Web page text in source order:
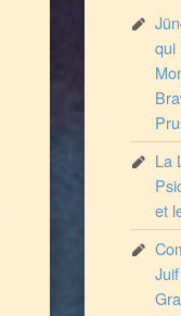
qui
La
et